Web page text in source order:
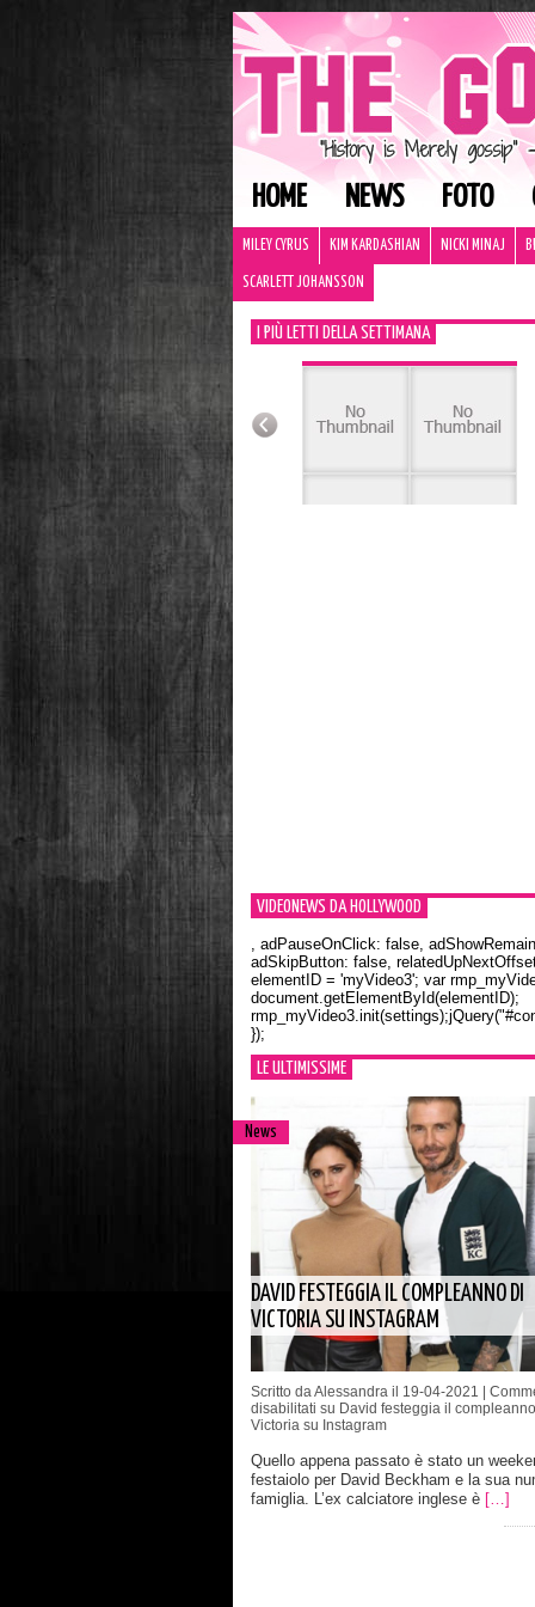
HOME NEWS FOTO
MILEY CYRUS KIM KARDASHIAN NICKI MINAJ
SCARLETT JOHANSSON
I PIÙ LETTI DELLA SETTIMANA
VIDEONEWS DA HOLLYWOOD
, adPauseOnClick: false,
adSkipButton: false,
elementID = 'myVideo3'; var
document.getElementById(elementID);
});
LE ULTIMISSIME
News
DAVID FESTEGGIA IL COMPLEANNO DI
VICTORIA SU INSTAGRAM
Scritto da Alessandra il 19-04-2021 |
disabilitati su David festeggia il
Victoria su Instagram
Quello appena passato è stato un
festaiolo per David Beckham e la sua
famiglia. L’ex calciatore inglese è […]